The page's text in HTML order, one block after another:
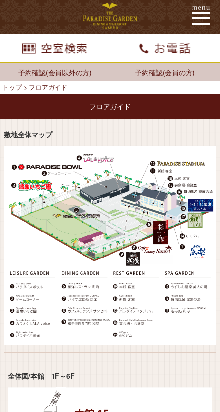
予約確認(会員以外の方) 予約確認(会員の方)
トップ> フロアガイド
フロアガイド
敷地全体マップ
全体図/本館 1F～6F